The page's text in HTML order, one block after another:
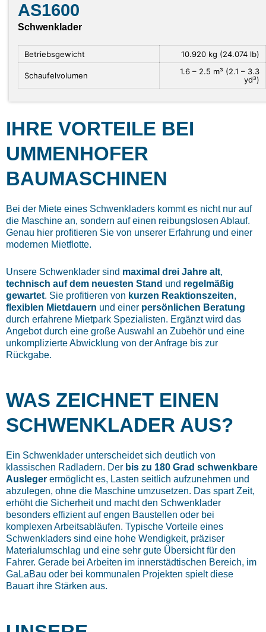
AS1600
Schwenklader
Betriebsgewicht 10.920 kg (24.074 lb)
Schaufelvolumen
1.6 – 2.5 m³ (2.1 – 3.3
yd³)
IHRE VORTEILE BEI
UMMENHOFER
BAUMASCHINEN
Bei der Miete eines Schwenkladers kommt es nicht nur auf
die Maschine an, sondern auf einen reibungslosen Ablauf.
Genau hier profitieren Sie von unserer Erfahrung und einer
modernen Mietflotte.
Unsere Schwenklader sind maximal drei Jahre alt,
technisch auf dem neuesten Stand und regelmäßig
gewartet. Sie profitieren von kurzen Reaktionszeiten,
flexiblen Mietdauern und einer persönlichen Beratung
durch erfahrene Mietpark Spezialisten. Ergänzt wird das
Angebot durch eine große Auswahl an Zubehör und eine
unkomplizierte Abwicklung von der Anfrage bis zur
Rückgabe.
WAS ZEICHNET EINEN
SCHWENKLADER AUS?
Ein Schwenklader unterscheidet sich deutlich von
klassischen Radladern. Der bis zu 180 Grad schwenkbare
Ausleger ermöglicht es, Lasten seitlich aufzunehmen und
abzulegen, ohne die Maschine umzusetzen. Das spart Zeit,
erhöht die Sicherheit und macht den Schwenklader
besonders effizient auf engen Baustellen oder bei
komplexen Arbeitsabläufen. Typische Vorteile eines
Schwenkladers sind eine hohe Wendigkeit, präziser
Materialumschlag und eine sehr gute Übersicht für den
Fahrer. Gerade bei Arbeiten im innerstädtischen Bereich, im
GaLaBau oder bei kommunalen Projekten spielt diese
Bauart ihre Stärken aus.